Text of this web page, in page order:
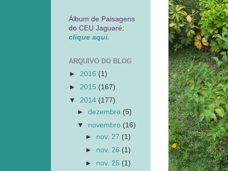
Álbum de Paisagens
do CEU Jaguaré:
clique aqui.
ARQUIVO DO BLOG
► 2016 (1)
► 2015 (167)
▼ 2014 (177)
►dezembro (5)
▼ novembro (16)
► nov. 27 (1)
► nov. 26 (1)
► nov. 25 (1)